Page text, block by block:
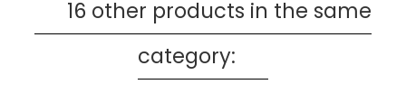
16 other products in the same
category: